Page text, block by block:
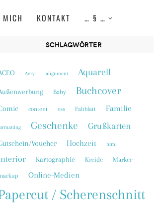
MICH KONTAKT … § …
SCHLAGWÖRTER
Acryl alignment Aquarell
Baby Buchcover
content css Faltblatt Familie
Geschenke Grußkarten
Voucher Hochzeit html
Kartographie Kreide Marker
Online-Medien
/ Scherenschnitt